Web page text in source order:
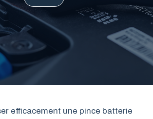
efficacement une pince batterie